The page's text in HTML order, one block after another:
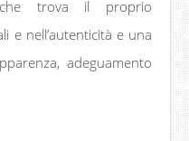
che trova il proprio
e nell’autenticità e una
adeguamento